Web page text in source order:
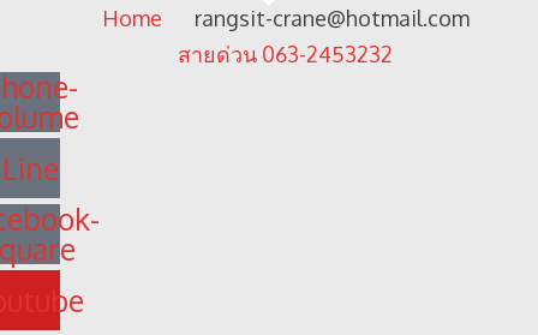
Home
rangsit-crane@hotmail.com
สายด่วน 063-2453232
Line